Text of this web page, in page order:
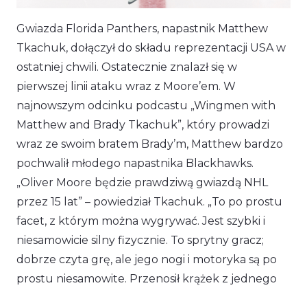
Gwiazda Florida Panthers, napastnik Matthew
Tkachuk, dołączył do składu reprezentacji USA w
ostatniej chwili. Ostatecznie znalazł się w
pierwszej linii ataku wraz z Moore’em. W
najnowszym odcinku podcastu „Wingmen with
Matthew and Brady Tkachuk”, który prowadzi
wraz ze swoim bratem Brady’m, Matthew bardzo
pochwalił młodego napastnika Blackhawks.
„Oliver Moore będzie prawdziwą gwiazdą NHL
przez 15 lat” – powiedział Tkachuk. „To po prostu
facet, z którym można wygrywać. Jest szybki i
niesamowicie silny fizycznie. To sprytny gracz;
dobrze czyta grę, ale jego nogi i motoryka są po
prostu niesamowite. Przenosił krążek z jednego